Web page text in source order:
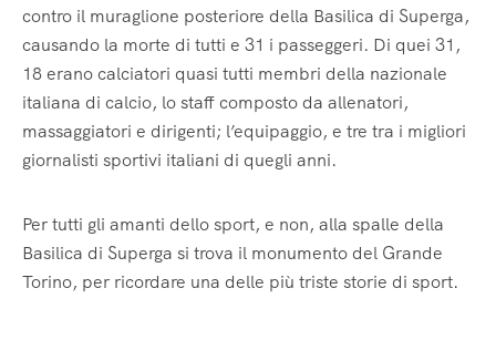
contro il muraglione posteriore della Basilica di Superga,
causando la morte di tutti e 31 i passeggeri. Di quei 31,
18 erano calciatori quasi tutti membri della nazionale
italiana di calcio, lo staff composto da allenatori,
massaggiatori e dirigenti; l’equipaggio, e tre tra i migliori
giornalisti sportivi italiani di quegli anni.
Per tutti gli amanti dello sport, e non, alla spalle della
Basilica di Superga si trova il monumento del Grande
Torino, per ricordare una delle più triste storie di sport.